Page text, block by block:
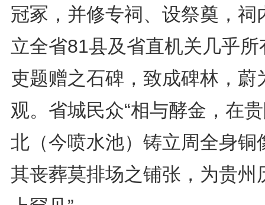
冠冢，并修专祠、设祭奠，祠
立全省81县及省直机关几乎所
吏题赠之石碑，致成碑林，蔚
观。省城民众“相与酵金，在
北（今喷水池）铸立周全身铜
其丧葬莫排场之铺张，为贵州